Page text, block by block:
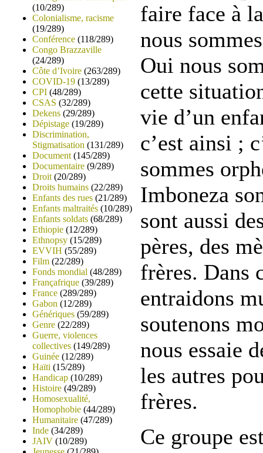
(10/289)
Colonialisme, racisme
(19/289)
Conférence (118/289)
Congo Brazzaville
(24/289)
Côte d’Ivoire (263/289)
COVID-19 (13/289)
CPI (48/289)
CSAS (32/289)
Dekens (29/289)
Dépistage (19/289)
Discrimination,
Stigmatisation (131/289)
Document (145/289)
Documentaire (9/289)
Droit (20/289)
Droits humains (22/289)
Enfants des rues (21/289)
Enfants maltraités (10/289)
Enfants soldats (68/289)
Ethiopie (12/289)
Ethnopsy (15/289)
EVVIH (55/289)
Film (22/289)
Fonds mondial (48/289)
Françafrique (39/289)
France (289/289)
Gabon (12/289)
Génériques (59/289)
Genre (22/289)
Guerre, violences
collectives (149/289)
Guinée (12/289)
Haïti (15/289)
Handicap (10/289)
Histoire (49/289)
Homosexualité,
Homophobie (44/289)
Humanitaire (47/289)
Inde (34/289)
JAIV (10/289)
faire face à
nous
Oui nous
cette
vie d’un
c’est ainsi ;
sommes
Imboneza
sont aussi
pères, des
frères. Dans
entraidons
soutenons
nous essaie
les autres
frères.
Ce groupe